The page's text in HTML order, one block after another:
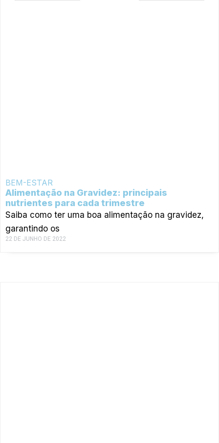
BEM-ESTAR
Alimentação na Gravidez: principais
nutrientes para cada trimestre
Saiba como ter uma boa alimentação na gravidez,
garantindo os
22 DE JUNHO DE 2022